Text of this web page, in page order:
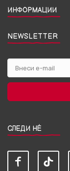
ИНФОРМАЦИИ
NEWSLETTER
СЛЕДИ НЀ